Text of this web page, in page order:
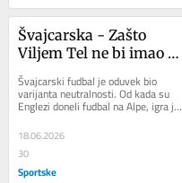
Švajcarska - Zašto
Viljem Tel ne bi imao
mesto kod Murata
Jakina?
Švajcarski fudbal je oduvek bio
varijanta neutralnosti. Od kada su
Englezi doneli fudbal na Alpe, igra je
bila negovana kroz sudaranje
različitih...
18.06.2026
30
Sportske